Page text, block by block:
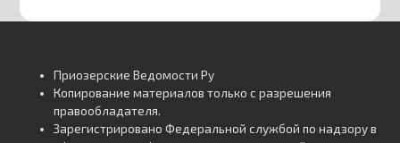
Приозерские Ведомости Ру
Копирование материалов только с разрешения
правообладателя.
Зарегистрировано Федеральной службой по надзору в